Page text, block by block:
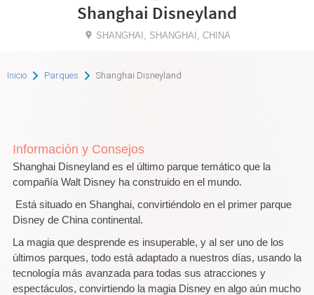
Shanghai Disneyland
SHANGHAI, SHANGHAI, CHINA
Inicio Parques Shanghai Disneyland
Información y Consejos
Shanghai Disneyland es el último parque temático que la
compañía Walt Disney ha construido en el mundo.
Está situado en Shanghai, convirtiéndolo en el primer parque
Disney de China continental.
La magia que desprende es insuperable, y al ser uno de los
últimos parques, todo está adaptado a nuestros días, usando la
tecnología más avanzada para todas sus atracciones y
espectáculos, convirtiendo la magia Disney en algo aún mucho